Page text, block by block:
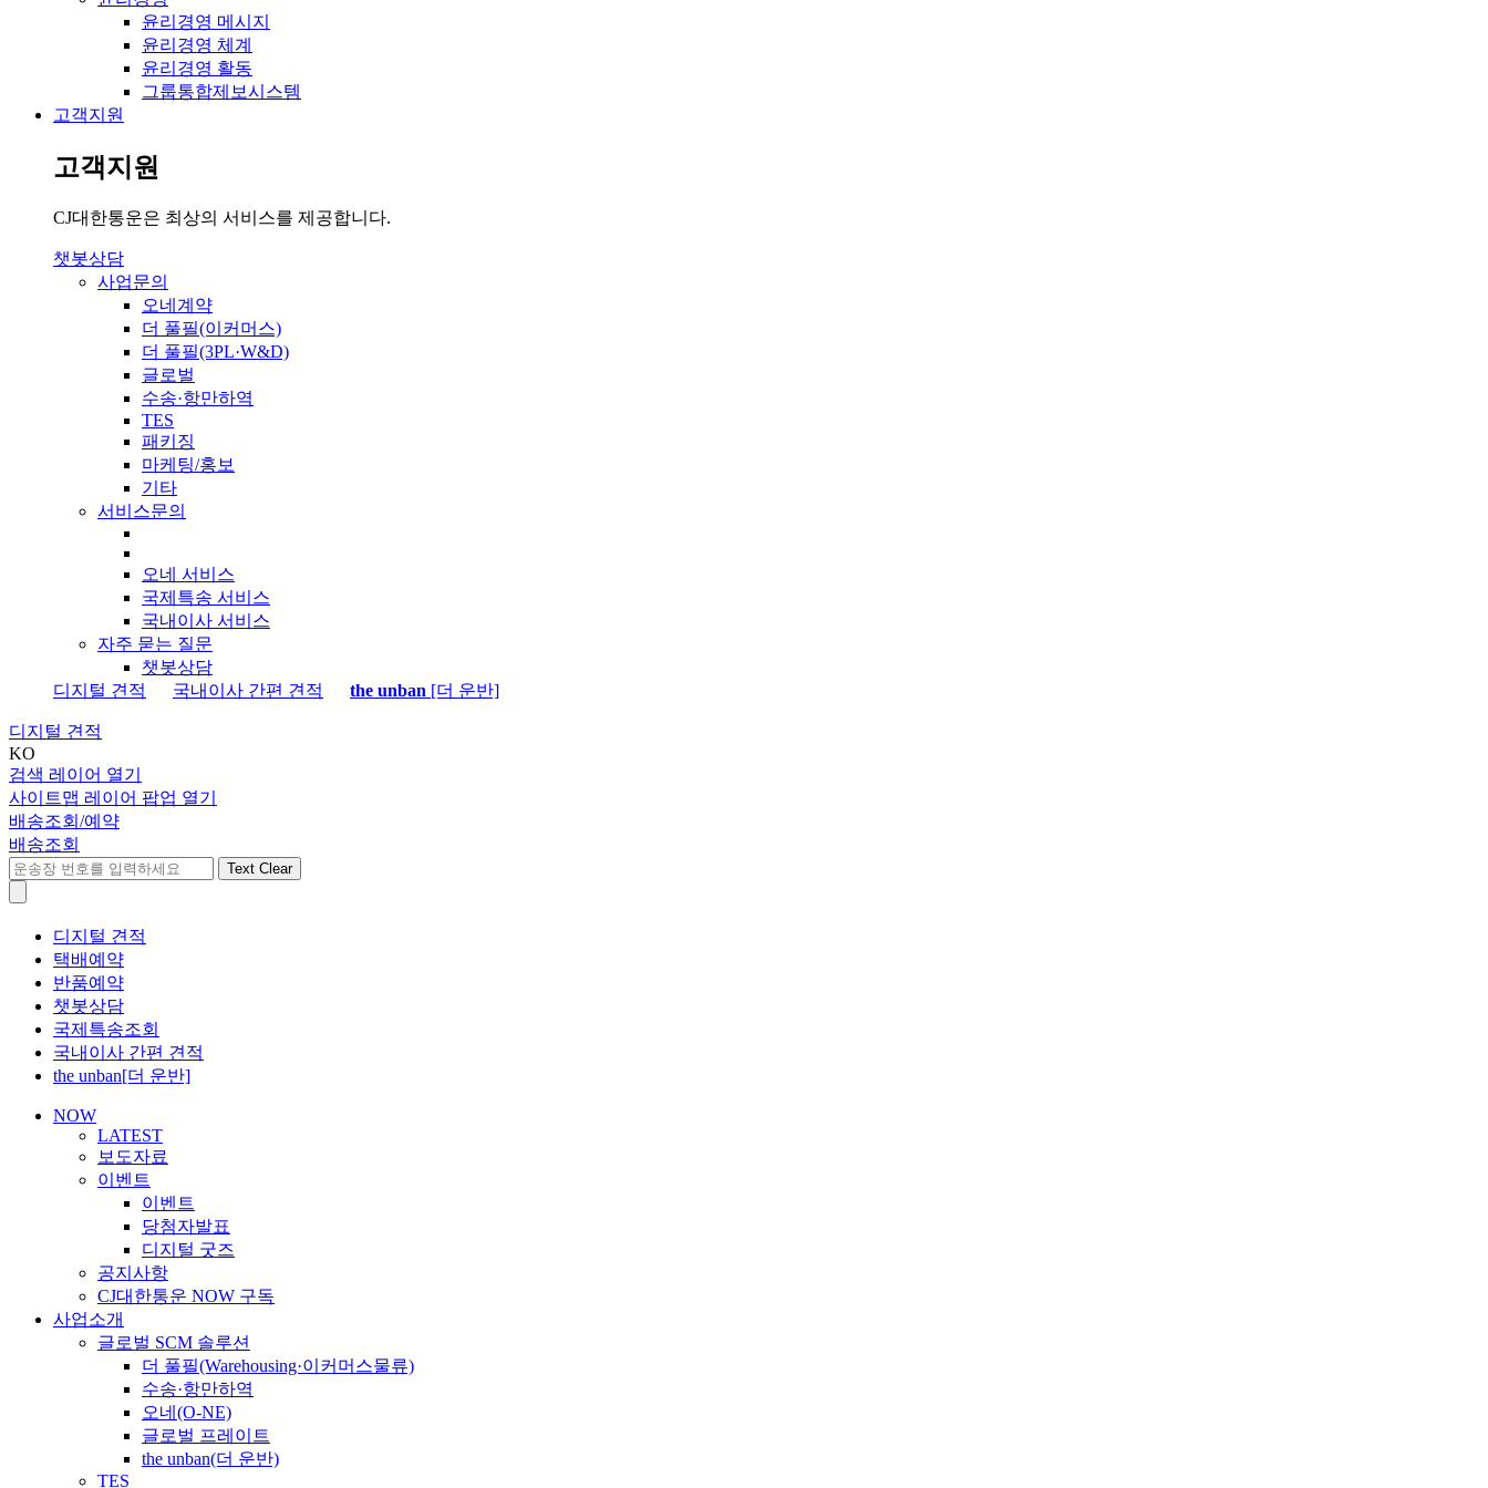
윤리경영 메시지
윤리경영 체계
윤리경영 활동
그룹통합제보시스템
고객지원
고객지원
CJ대한통운은 최상의 서비스를 제공합니다.
챗봇상담
사업문의
오네계약
더 풀필(이커머스)
더 풀필(3PL·W&D)
글로벌
수송·항만하역
TES
패키징
마케팅/홍보
기타
서비스문의
오네 서비스
국제특송 서비스
국내이사 서비스
자주 묻는 질문
챗봇상담
디지털 견적
국내이사 간편 견적 the unban [더 운반]
디지털 견적
KO
검색 레이어 열기
사이트맵 레이어 팝업 열기
배송조회/예약
배송조회
Text Clear
디지털 견적
택배예약
반품예약
챗봇상담
국제특송조회
국내이사 간편 견적
the unban[더 운반]
NOW
LATEST
보도자료
이벤트
이벤트
당첨자발표
디지털 굿즈
공지사항
CJ대한통운 NOW 구독
사업소개
글로벌 SCM 솔루션
더 풀필(Warehousing·이커머스물류)
수송·항만하역
오네(O-NE)
글로벌 프레이트
the unban(더 운반)
TES